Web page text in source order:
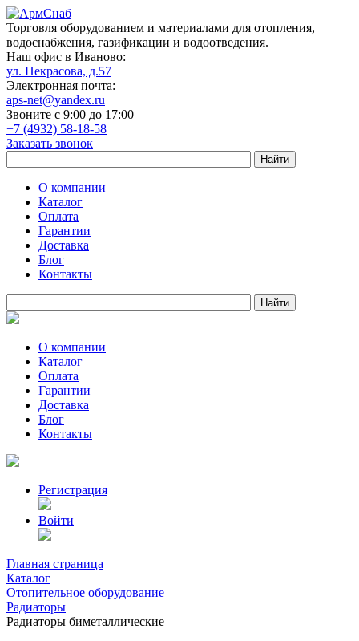
Торговля оборудованием и материалами для отопления,
водоснабжения, газификации и водоотведения.
Наш офис в Иваново:
ул. Некрасова, д.57
Электронная почта:
aps-net@yandex.ru
Звоните с 9:00 до 17:00
+7 (4932) 58-18-58
Заказать звонок
О компании
Каталог
Оплата
Гарантии
Доставка
Блог
Контакты
О компании
Каталог
Оплата
Гарантии
Доставка
Блог
Контакты
Регистрация
Войти
Главная страница
Каталог
Отопительное оборудование
Радиаторы
Радиаторы биметаллические